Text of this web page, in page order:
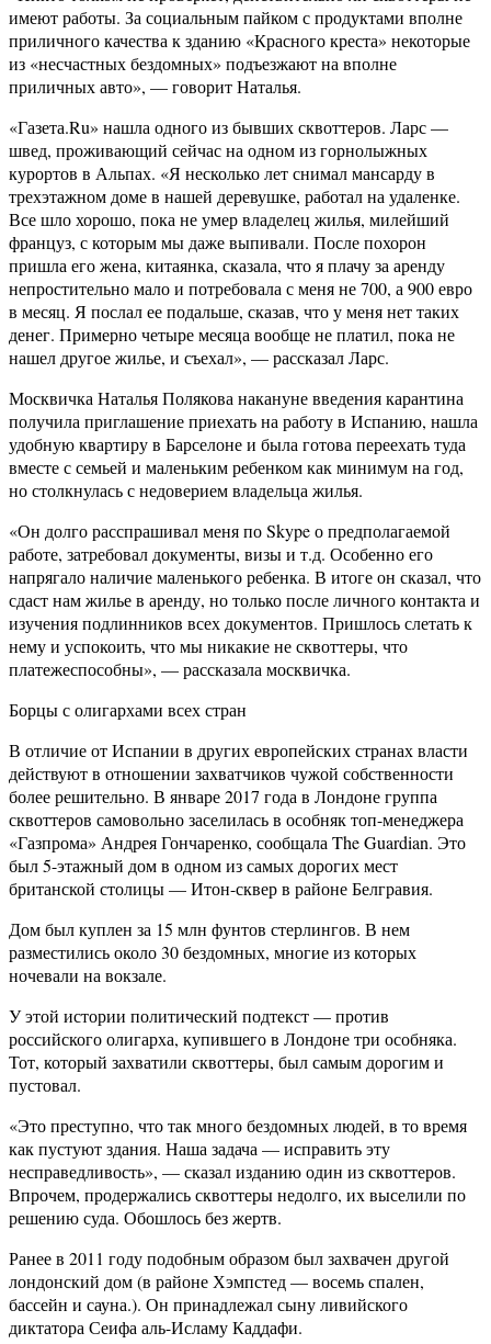
имеют работы. За социальным пайком с продуктами вполне
приличного качества к зданию «Красного креста» некоторые
из «несчастных бездомных» подъезжают на вполне
приличных авто», — говорит Наталья.
«Газета.Ru» нашла одного из бывших сквоттеров. Ларс —
швед, проживающий сейчас на одном из горнолыжных
курортов в Альпах. «Я несколько лет снимал мансарду в
трехэтажном доме в нашей деревушке, работал на удаленке.
Все шло хорошо, пока не умер владелец жилья, милейший
француз, с которым мы даже выпивали. После похорон
пришла его жена, китаянка, сказала, что я плачу за аренду
непростительно мало и потребовала с меня не 700, а 900 евро
в месяц. Я послал ее подальше, сказав, что у меня нет таких
денег. Примерно четыре месяца вообще не платил, пока не
нашел другое жилье, и съехал», — рассказал Ларс.
Москвичка Наталья Полякова накануне введения карантина
получила приглашение приехать на работу в Испанию, нашла
удобную квартиру в Барселоне и была готова переехать туда
вместе с семьей и маленьким ребенком как минимум на год,
но столкнулась с недоверием владельца жилья.
«Он долго расспрашивал меня по Skype о предполагаемой
работе, затребовал документы, визы и т.д. Особенно его
напрягало наличие маленького ребенка. В итоге он сказал, что
сдаст нам жилье в аренду, но только после личного контакта и
изучения подлинников всех документов. Пришлось слетать к
нему и успокоить, что мы никакие не сквоттеры, что
платежеспособны», — рассказала москвичка.
Борцы с олигархами всех стран
В отличие от Испании в других европейских странах власти
действуют в отношении захватчиков чужой собственности
более решительно. В январе 2017 года в Лондоне группа
сквоттеров самовольно заселилась в особняк топ-менеджера
«Газпрома» Андрея Гончаренко, сообщала The Guardian. Это
был 5-этажный дом в одном из самых дорогих мест
британской столицы — Итон-сквер в районе Белгравия.
Дом был куплен за 15 млн фунтов стерлингов. В нем
разместились около 30 бездомных, многие из которых
ночевали на вокзале.
У этой истории политический подтекст — против
российского олигарха, купившего в Лондоне три особняка.
Тот, который захватили сквоттеры, был самым дорогим и
пустовал.
«Это преступно, что так много бездомных людей, в то время
как пустуют здания. Наша задача — исправить эту
несправедливость», — сказал изданию один из сквоттеров.
Впрочем, продержались сквоттеры недолго, их выселили по
решению суда. Обошлось без жертв.
Ранее в 2011 году подобным образом был захвачен другой
лондонский дом (в районе Хэмпстед — восемь спален,
бассейн и сауна.). Он принадлежал сыну ливийского
диктатора Сеифа аль-Исламу Каддафи.